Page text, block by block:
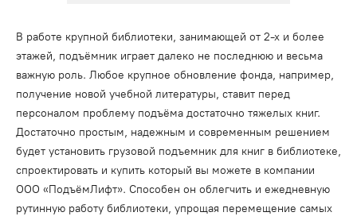
В работе крупной библиотеки, занимающей от 2-х и более
этажей, подъёмник играет далеко не последнюю и весьма
важную роль. Любое крупное обновление фонда, например,
получение новой учебной литературы, ставит перед
персоналом проблему подъёма достаточно тяжелых книг.
Достаточно простым, надежным и современным решением
будет установить грузовой подъемник для книг в библиотеке,
спроектировать и купить который вы можете в компании
ООО «ПодъёмЛифт». Способен он облегчить и ежедневную
рутинную работу библиотеки, упрощая перемещение самых